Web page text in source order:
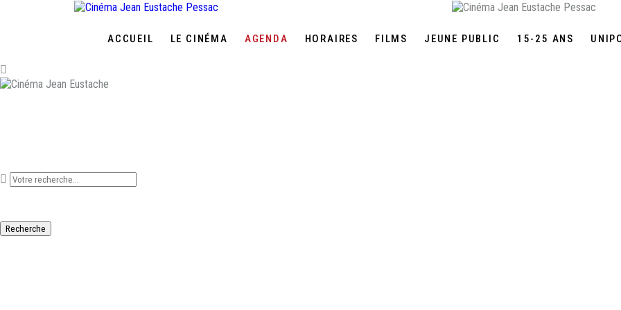
ACCUEIL LE CINÉMA AGENDA HORAIRES FILMS JEUNE PUBLIC 15-25 ANS
Recherche